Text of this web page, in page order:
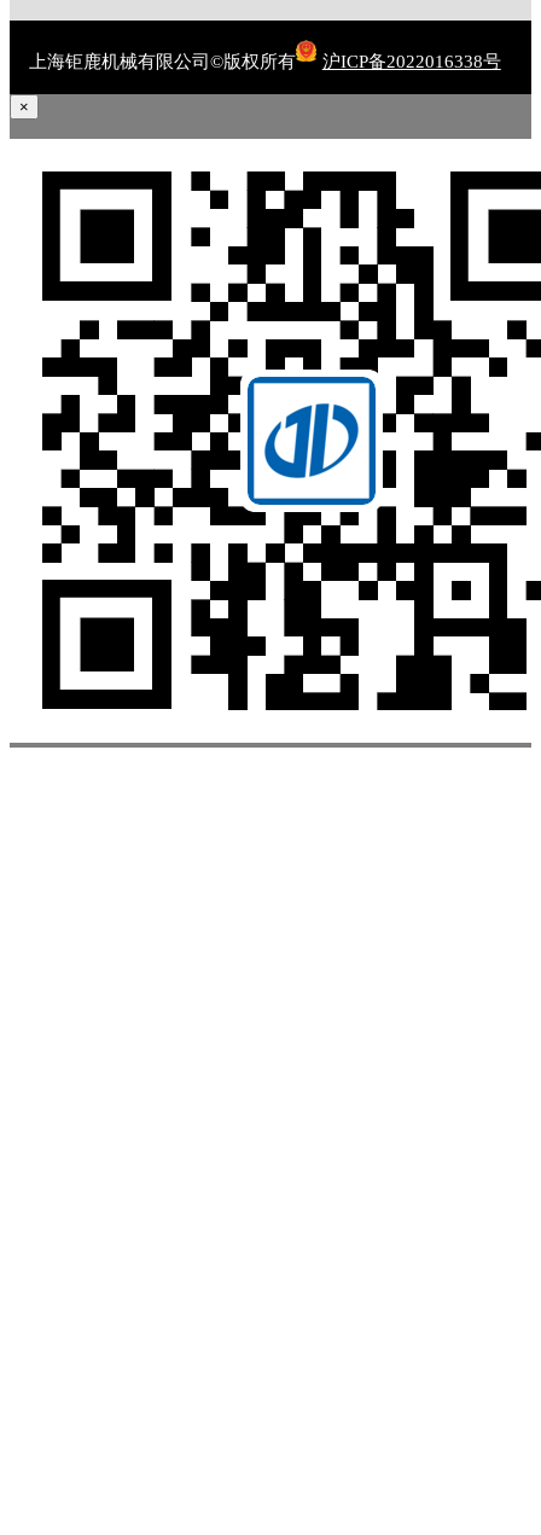
上海钜鹿机械有限公司©版权所有 沪ICP备2022016338号
×